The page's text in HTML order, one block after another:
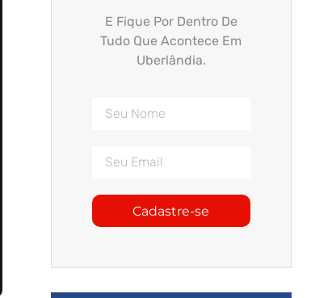
E Fique Por Dentro De
Tudo Que Acontece Em
Uberlândia.
Cadastre-se